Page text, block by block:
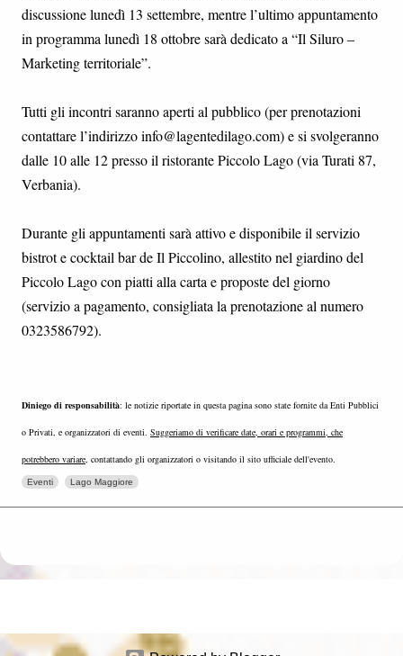
discussione lunedì 13 settembre, mentre l’ultimo appuntamento
in programma lunedì 18 ottobre sarà dedicato a “Il Siluro –
Marketing territoriale”.
Tutti gli incontri saranno aperti al pubblico (per prenotazioni
contattare l’indirizzo info@lagentedilago.com) e si svolgeranno
dalle 10 alle 12 presso il ristorante Piccolo Lago (via Turati 87,
Verbania).
Durante gli appuntamenti sarà attivo e disponibile il servizio
bistrot e cocktail bar de Il Piccolino, allestito nel giardino del
Piccolo Lago con piatti alla carta e proposte del giorno
(servizio a pagamento, consigliata la prenotazione al numero
0323586792).
Diniego di responsabilità: le notizie riportate in questa pagina sono state fornite da Enti Pubblici
o Privati, e organizzatori di eventi. Suggeriamo di verificare date, orari e programmi, che
potrebbero variare, contattando gli organizzatori o visitando il sito ufficiale dell'evento.
Eventi Lago Maggiore